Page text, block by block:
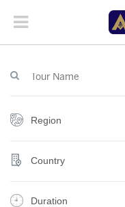
Region
Country
Duration